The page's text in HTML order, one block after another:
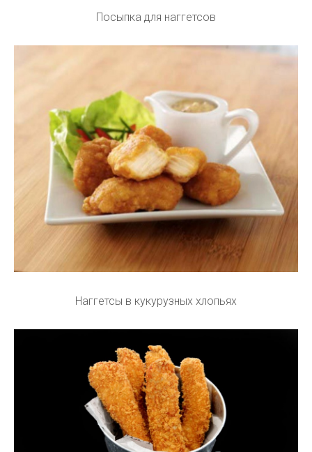
Посыпка для наггетсов
Наггетсы в кукурузных хлопьях